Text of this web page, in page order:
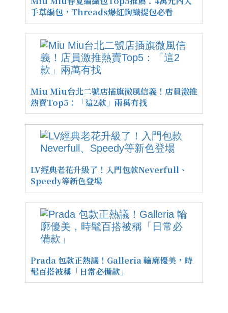
手草編包，Threads爆紅鉤織提包必看
Miu Miu台北二號店插旗微風信義！店員激推
熱賣Top5：「這2款」兩萬有找
LV經典老花升級了！入門包款Neverfull、
Speedy等新色登場
Prada 包款正熱議！Galleria 輪廓優美，時
髦百搭被稱「日常必備款」